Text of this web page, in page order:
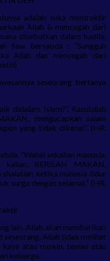
adalah suka mentraktir
Allah & mencegah dari
disebutkan dalam hadits,
Saw bersabda : “Sungguh
Allah dan mencegah dari
seseorang bertanya
didalam Islam?”. Rasulullah
mengucapkan salam
yang tidak dikenal”. (HR.
“Wahai sekalian manusia,
BERILAH MAKAN,
ketika manusia tidur
surga dengan selamat.” (HR.
lain, Allah akan memberikan
seseorang. Allah tidak melihat
atau miskin, teman atau
keluarga.